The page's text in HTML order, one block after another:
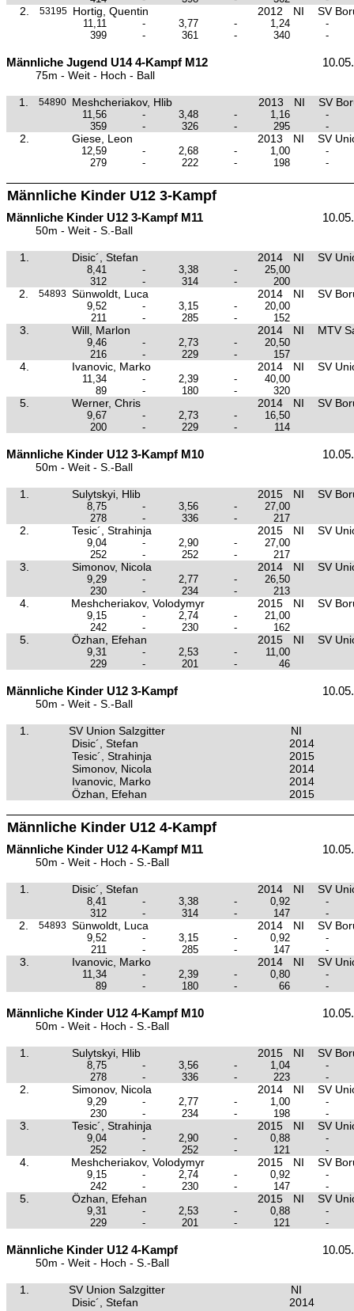
2. 53195 Hortig, Quentin 2012 NI SV
11,11 - 3,77 - 1,24
-
399
- 361 - 340 -
Männliche Jugend U14 4-Kampf M12
75m - Weit - Hoch - Ball
1. 54890 Meshcheriakov, Hlib 2013 NI SV
11,56 - 3,48 - 1,16
-
359
- 326 - 295 -
2. Giese, Leon 2013 NI SV
12,59 - 2,68 - 1,00
-
279
- 222 - 198 -
Männliche Kinder U12 3-Kampf
Männliche Kinder U12 3-Kampf M11
50m - Weit - S.-Ball
1. Disic´, Stefan 2014 NI SV
8,41 - 3,38 -
25,00
312
- 314 - 200
2. 54893 Sünwoldt, Luca 2014 NI SV
9,52 - 3,15 -
20,00
211
- 285 - 152
3. Will, Marlon 2014 NI MTV
9,46 - 2,73 -
20,50
216
- 229 - 157
4. Ivanovic, Marko 2014 NI SV
11,34 - 2,39 -
40,00
89
- 180 - 320
5. Werner, Chris 2014 NI SV
9,67 - 2,73 -
16,50
200
- 229 - 114
Männliche Kinder U12 3-Kampf M10
50m - Weit - S.-Ball
1. Sulytskyi, Hlib 2015 NI SV
8,75 - 3,56 -
27,00
278
- 336 - 217
2. Tesic´, Strahinja 2015 NI SV
9,04 - 2,90 -
27,00
252
- 252 - 217
3. Simonov, Nicola 2014 NI SV
9,29 - 2,77 -
26,50
230
- 234 - 213
4. Meshcheriakov, Volodymyr 2015 NI SV
9,15 - 2,74 -
21,00
242
- 230 - 162
5. Özhan, Efehan 2015 NI SV
9,31 - 2,53 -
11,00
229
- 201 - 46
Männliche Kinder U12 3-Kampf
50m - Weit - S.-Ball
1. SV Union Salzgitter
NI
Disic´, Stefan
2014
Tesic´, Strahinja
2015
Simonov, Nicola
2014
Ivanovic, Marko
2014
Özhan, Efehan
2015
Männliche Kinder U12 4-Kampf
Männliche Kinder U12 4-Kampf M11
50m - Weit - Hoch - S.-Ball
1. Disic´, Stefan 2014 NI SV
8,41 - 3,38 - 0,92
-
312
- 314 - 147 -
2. 54893 Sünwoldt, Luca 2014 NI SV
9,52 - 3,15 - 0,92
-
211
- 285 - 147 -
3. Ivanovic, Marko 2014 NI SV
11,34 - 2,39 - 0,80
-
89
- 180 - 66 -
Männliche Kinder U12 4-Kampf M10
50m - Weit - Hoch - S.-Ball
1. Sulytskyi, Hlib 2015 NI SV
8,75 - 3,56 - 1,04
-
278
- 336 - 223 -
2. Simonov, Nicola 2014 NI SV
9,29 - 2,77 - 1,00
-
230
- 234 - 198 -
3. Tesic´, Strahinja 2015 NI SV
9,04 - 2,90 - 0,88
-
252
- 252 - 121 -
4. Meshcheriakov, Volodymyr 2015 NI SV
9,15 - 2,74 - 0,92
-
242
- 230 - 147 -
5. Özhan, Efehan 2015 NI SV
9,31 - 2,53 - 0,88
-
229
- 201 - 121 -
Männliche Kinder U12 4-Kampf
50m - Weit - Hoch - S.-Ball
1. SV Union Salzgitter
NI
Disic´, Stefan
2014